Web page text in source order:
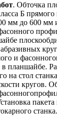
. Обточка
Б
мм до 600 мм
и
планшайбе.
на стол
кругов.
станка.